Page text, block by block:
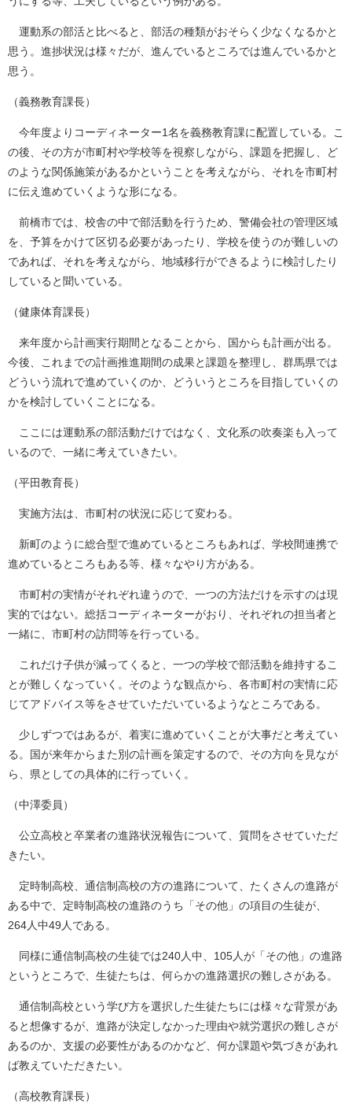
運動系の部活と比べると、部活の種類がおそらく少なくなるかと
思う。進捗状況は様々だが、進んでいるところでは進んでいるかと
思う。
（義務教育課長）
今年度よりコーディネーター1名を義務教育課に配置している。こ
の後、その方が市町村や学校等を視察しながら、課題を把握し、ど
のような関係施策があるかということを考えながら、それを市町村
に伝え進めていくような形になる。
前橋市では、校舎の中で部活動を行うため、警備会社の管理区域
を、予算をかけて区切る必要があったり、学校を使うのが難しいの
であれば、それを考えながら、地域移行ができるように検討したり
していると聞いている。
（健康体育課長）
来年度から計画実行期間となることから、国からも計画が出る。
今後、これまでの計画推進期間の成果と課題を整理し、群馬県では
どういう流れで進めていくのか、どういうところを目指していくの
かを検討していくことになる。
ここには運動系の部活動だけではなく、文化系の吹奏楽も入って
いるので、一緒に考えていきたい。
（平田教育長）
実施方法は、市町村の状況に応じて変わる。
新町のように総合型で進めているところもあれば、学校間連携で
進めているところもある等、様々なやり方がある。
市町村の実情がそれぞれ違うので、一つの方法だけを示すのは現
実的ではない。総括コーディネーターがおり、それぞれの担当者と
一緒に、市町村の訪問等を行っている。
これだけ子供が減ってくると、一つの学校で部活動を維持するこ
とが難しくなっていく。そのような観点から、各市町村の実情に応
じてアドバイス等をさせていただいているようなところである。
少しずつではあるが、着実に進めていくことが大事だと考えてい
る。国が来年からまた別の計画を策定するので、その方向を見なが
ら、県としての具体的に行っていく。
（中澤委員）
公立高校と卒業者の進路状況報告について、質問をさせていただ
きたい。
定時制高校、通信制高校の方の進路について、たくさんの進路が
ある中で、定時制高校の進路のうち「その他」の項目の生徒が、
264人中49人である。
同様に通信制高校の生徒では240人中、105人が「その他」の進路
というところで、生徒たちは、何らかの進路選択の難しさがある。
通信制高校という学び方を選択した生徒たちには様々な背景があ
ると想像するが、進路が決定しなかった理由や就労選択の難しさが
あるのか、支援の必要性があるのかなど、何か課題や気づきがあれ
ば教えていただきたい。
（高校教育課長）